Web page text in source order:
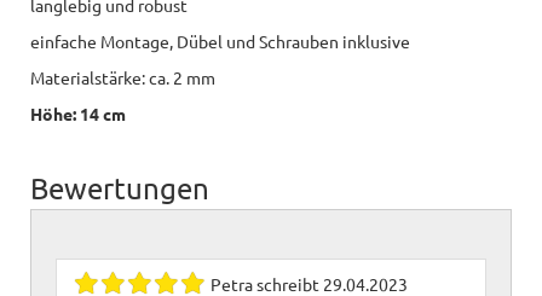
einfache Montage, Dübel und Schrauben inklusive
Materialstärke: ca. 2 mm
Höhe: 14 cm
Bewertungen
Petraschreibt 29.04.2023